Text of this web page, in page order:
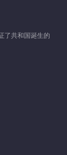
了共和国诞生的